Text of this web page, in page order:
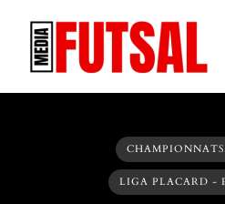
content
LIGA PLACARD -